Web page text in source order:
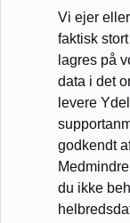
Vi ejer
faktisk
lagres på
data i det
levere
godkendt
du ikke